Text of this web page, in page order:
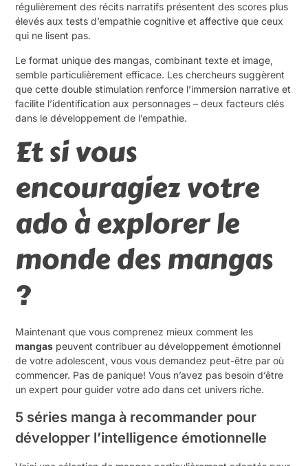
régulièrement des récits narratifs présentent des scores plus
élevés aux tests d’empathie cognitive et affective que ceux
qui ne lisent pas.
Le format unique des mangas, combinant texte et image,
semble particulièrement efficace. Les chercheurs suggèrent
que cette double stimulation renforce l’immersion narrative et
facilite l’identification aux personnages – deux facteurs clés
dans le développement de l’empathie.
Et si vous
encouragiez votre
ado à explorer le
monde des mangas
?
Maintenant que vous comprenez mieux comment les
mangas peuvent contribuer au développement émotionnel
de votre adolescent, vous vous demandez peut-être par où
commencer. Pas de panique! Vous n’avez pas besoin d’être
un expert pour guider votre ado dans cet univers riche.
5 séries manga à recommander pour
développer l’intelligence émotionnelle